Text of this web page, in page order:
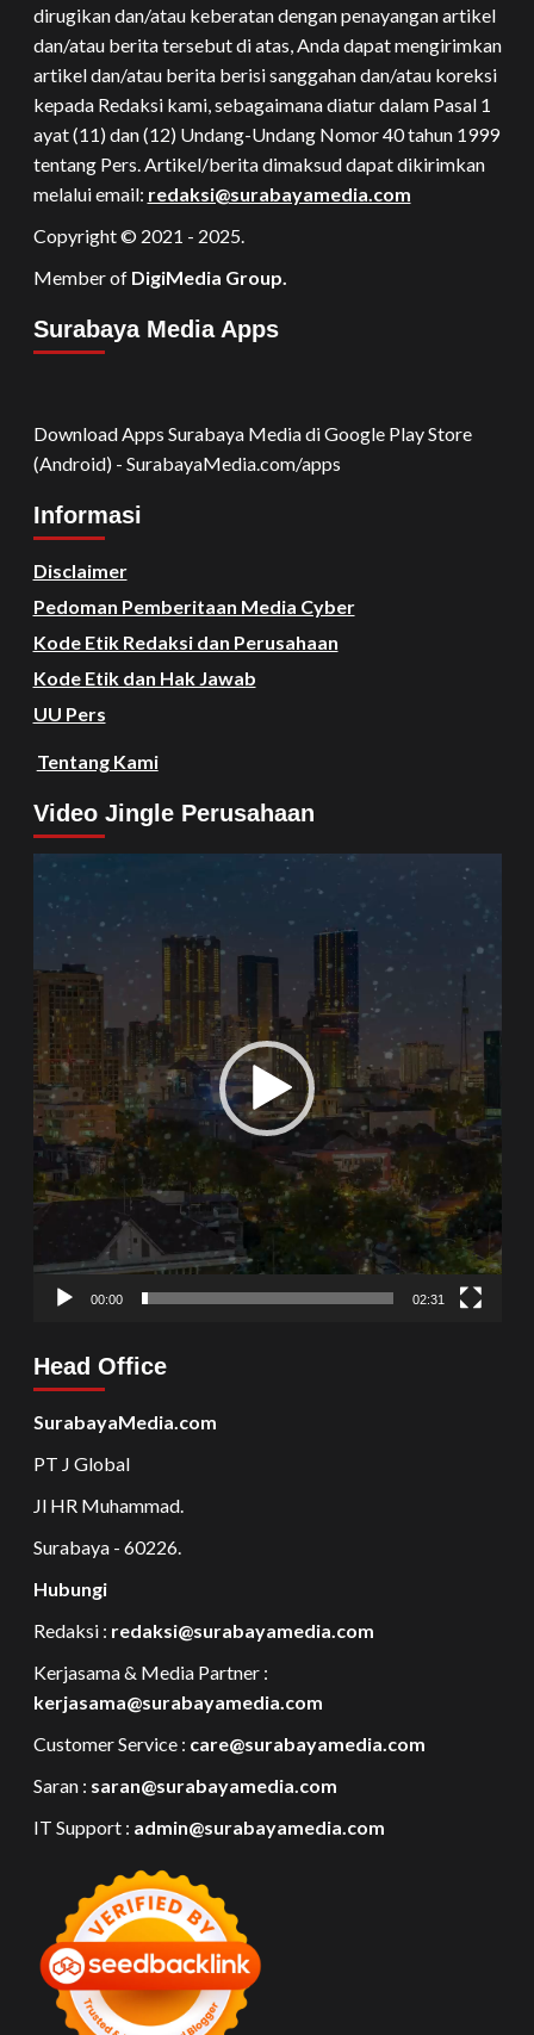
dirugikan dan/atau keberatan dengan penayangan artikel
dan/atau berita tersebut di atas, Anda dapat mengirimkan
artikel dan/atau berita berisi sanggahan dan/atau koreksi
kepada Redaksi kami, sebagaimana diatur dalam Pasal 1
ayat (11) dan (12) Undang-Undang Nomor 40 tahun 1999
tentang Pers. Artikel/berita dimaksud dapat dikirimkan
melalui email: redaksi@surabayamedia.com
Copyright © 2021 - 2025.
Member of DigiMedia Group.
Surabaya Media Apps
Download Apps Surabaya Media di Google Play Store
(Android) - SurabayaMedia.com/apps
Informasi
Disclaimer
Pedoman Pemberitaan Media Cyber
Kode Etik Redaksi dan Perusahaan
Kode Etik dan Hak Jawab
UU Pers
Tentang Kami
Video Jingle Perusahaan
Video
Player
00:00 02:31
Head Office
SurabayaMedia.com
PT J Global
Jl HR Muhammad.
Surabaya - 60226.
Hubungi
Redaksi : redaksi@surabayamedia.com
Kerjasama & Media Partner :
kerjasama@surabayamedia.com
Customer Service : care@surabayamedia.com
Saran : saran@surabayamedia.com
IT Support : admin@surabayamedia.com